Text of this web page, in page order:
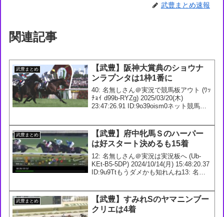
武豊まとめ速報
関連記事
武豊まとめ
【武豊】阪神大賞典のショウナ
ンラプンタは1枠1番に
40: 名無しさん＠実況で競馬板アウト (ﾜｯ
ﾁｮｲ d99b-RYZg) 2025/03/20(木)
23:47:26.91 ID:9o39oism0ネット競馬予
武豊まとめ
【武豊】府中牝馬Ｓのハーパー
は好スタート決めるも15着
12: 名無しさん＠実況は実況板へ (Ub-
KEt-B5-5DP) 2024/10/14(月) 15:48:20.37
ID:9u9Ttもうダメかも知れんね13: 名無
武豊まとめ
【武豊】すみれSのヤマニンブー
クリエは4着